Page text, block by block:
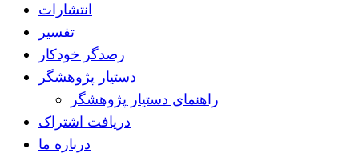
انتشارات
تفسیر
رصدگر خودکار
دستیار پژوهشگر
راهنمای دستیار پژوهشگر
دریافت اشتراک
درباره ما